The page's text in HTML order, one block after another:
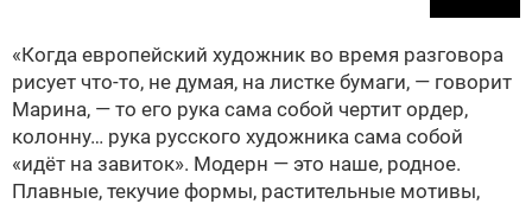
«Когда европейский художник во время разговора
рисует что-то, не думая, на листке бумаги, — говорит
Марина, — то его рука сама собой чертит ордер,
колонну… рука русского художника сама собой
«идёт на завиток». Модерн — это наше, родное.
Плавные, текучие формы, растительные мотивы,